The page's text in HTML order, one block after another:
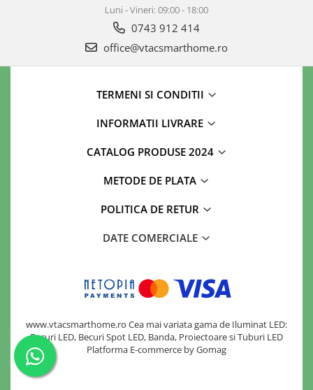
Luni - Vineri: 09:00 - 18:00
0743 912 414
office@vtacsmarthome.ro
TERMENI SI CONDITII
INFORMATII LIVRARE
CATALOG PRODUSE 2024
METODE DE PLATA
POLITICA DE RETUR
DATE COMERCIALE
www.vtacsmarthome.ro Cea mai variata gama de Iluminat LED:
Becuri LED, Becuri Spot LED, Banda, Proiectoare si Tuburi LED
Platforma E-commerce by Gomag